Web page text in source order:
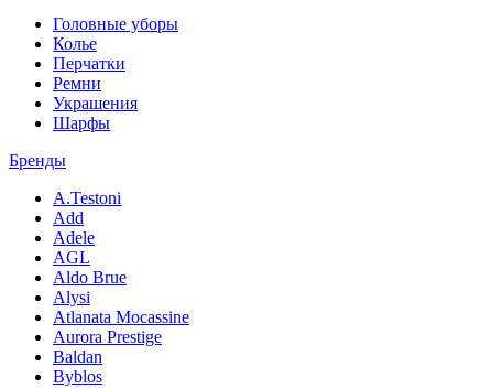
Головные уборы
Колье
Перчатки
Ремни
Украшения
Шарфы
Бренды
A.Testoni
Add
Adele
AGL
Aldo Brue
Alysi
Atlanata Mocassine
Aurora Prestige
Baldan
Byblos